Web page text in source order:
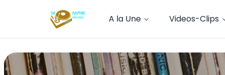
A la Une Videos-Clips